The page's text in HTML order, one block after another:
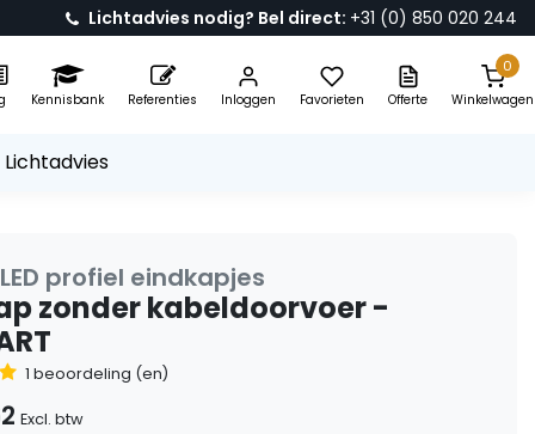
Lichtadvies nodig? Bel direct: +31 (0) 850 020 244
Kennisbank Referenties Inloggen Favorieten Offerte
0
Winkelwagen
profiel eindkapjes
zonder kabeldoorvoer -
1 beoordeling (en)
Excl. btw